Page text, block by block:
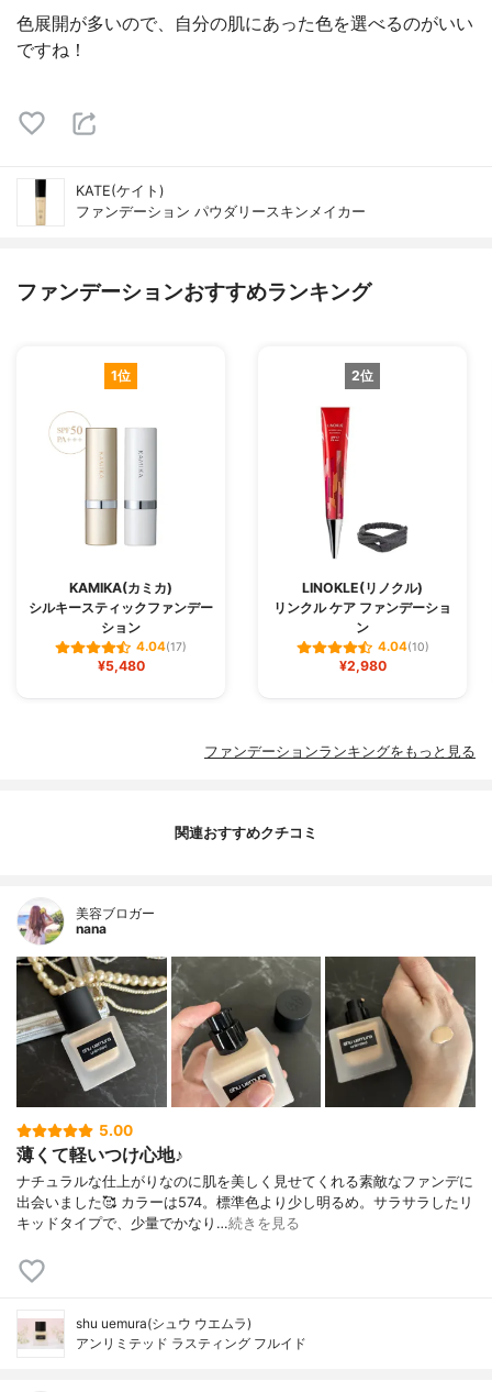
色展開が多いので、自分の肌にあった色を選べるのがいい
ですね！
KATE(ケイト)
ファンデーション パウダリースキンメイカー
ファンデーションおすすめランキング
1位
KAMIKA(カミカ)
シルキースティックファンデー
ション
4.04(17)
¥5,480
2位
LINOKLE(リノクル)
リンクル ケア ファンデーショ
ン
4.04(10)
¥2,980
ファンデーションランキングをもっと見る
関連おすすめクチコミ
美容ブロガー
nana
5.00
薄くて軽いつけ心地♪
ナチュラルな仕上がりなのに肌を美しく見せてくれる素敵なファンデに
出会いました🥰 カラーは574。標準色より少し明るめ。サラサラしたリ
キッドタイプで、少量でかなり…続きを見る
shu uemura(シュウ ウエムラ)
アンリミテッド ラスティング フルイド